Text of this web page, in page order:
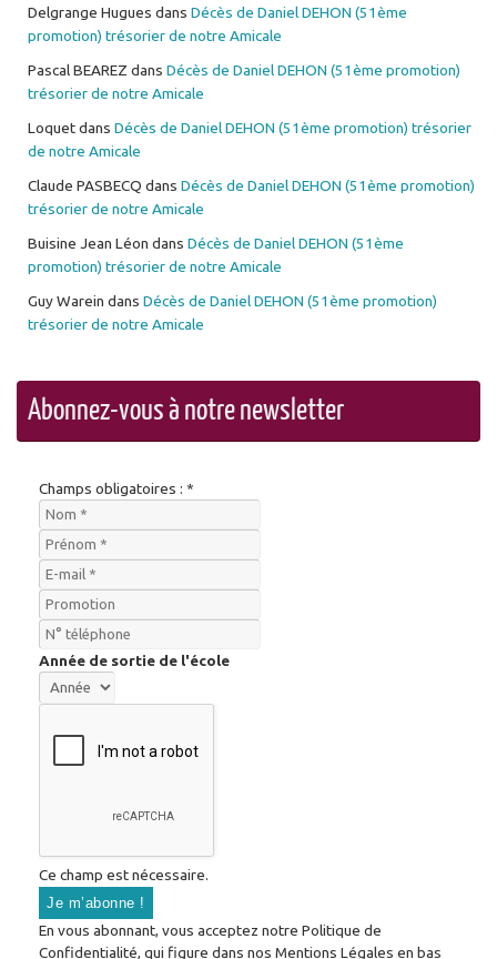
Delgrange Hugues dans Décès de Daniel DEHON (51ème
promotion) trésorier de notre Amicale
Pascal BEAREZ dans Décès de Daniel DEHON (51ème promotion)
trésorier de notre Amicale
Loquetdans Décès de Daniel DEHON (51ème promotion) trésorier
de notre Amicale
Claude PASBECQ dans Décès de Daniel DEHON (51ème promotion)
trésorier de notre Amicale
Buisine Jean Léon dans Décès de Daniel DEHON (51ème
promotion) trésorier de notre Amicale
Guy Warein dans Décès de Daniel DEHON (51ème promotion)
trésorier de notre Amicale
Abonnez-vous à notre newsletter
Champs obligatoires : *
Année de sortie de l'école
Ce champ est nécessaire.
En vous abonnant, vous acceptez notre Politique de
Confidentialité, qui figure dans nos Mentions Légales en bas